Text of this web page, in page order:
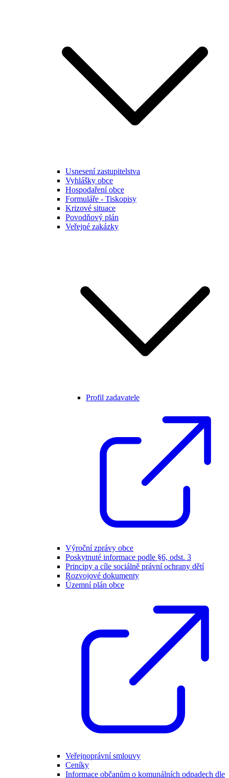
Usnesení zastupitelstva
Vyhlášky obce
Hospodaření obce
Formuláře - Tiskopisy
Krizové situace
Povodňový plán
Veřejné zakázky
Profil zadavatele
Výroční zprávy obce
Poskytnuté informace podle §6, odst. 3
Principy a cíle sociálně právní ochrany dětí
Rozvojové dokumenty
Územní plán obce
Veřejnoprávní smlouvy
Ceníky
Informace občanům o komunálních odpadech dle